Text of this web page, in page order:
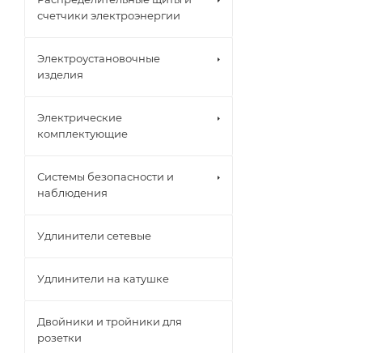
счетчики электроэнергии
Электроустановочные
изделия
Электрические
комплектующие
Системы безопасности и
наблюдения
Удлинители сетевые
Удлинители на катушке
Двойники и тройники для
розетки